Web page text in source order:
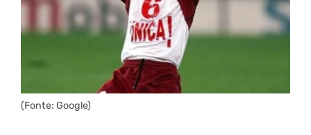
(Fonte: Google)